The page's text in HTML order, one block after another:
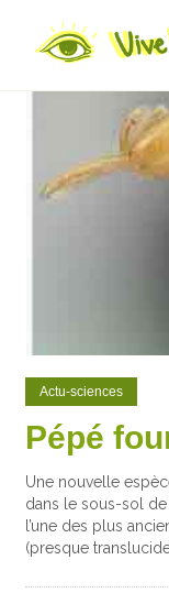
Actu-sciences
Pépé
Une nouvelle
dans le sous-sol
l’une des plus
(presque